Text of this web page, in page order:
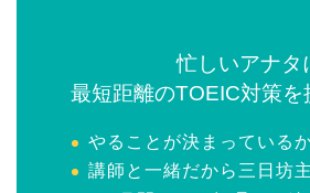
忙しいアナタ
最短距離のTOEIC対策を
やることが決まっている
講師と一緒だから三日坊